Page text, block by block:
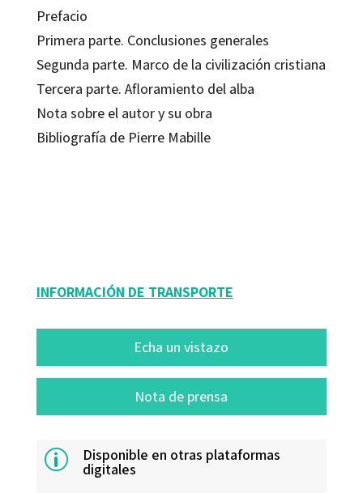
Prefacio
Primera parte. Conclusiones generales
Segunda parte. Marco de la civilización cristiana
Tercera parte. Afloramiento del alba
Nota sobre el autor y su obra
Bibliografía de Pierre Mabille
INFORMACIÓN DE TRANSPORTE
Echa un vistazo
Nota de prensa
p Disponible en otras plataformas
digitales